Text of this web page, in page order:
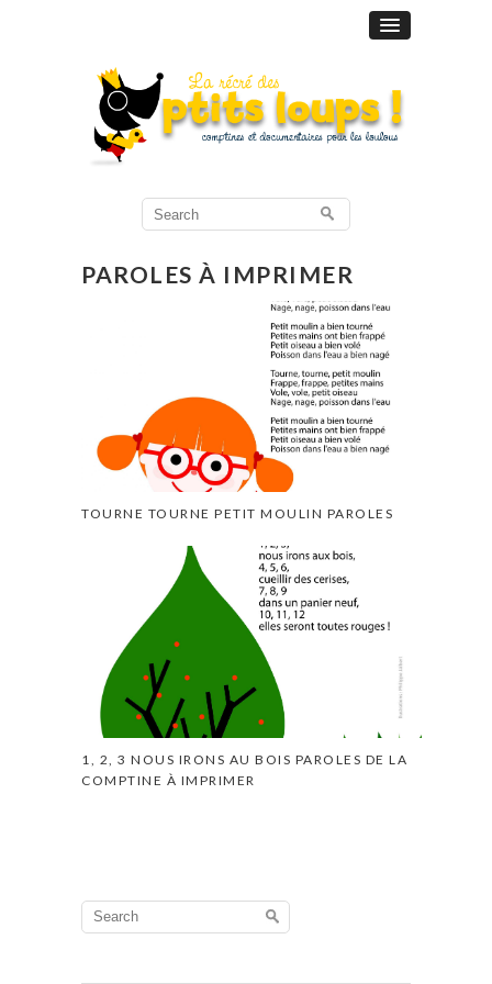
Search
for:
PAROLES À IMPRIMER
TOURNE TOURNE PETIT MOULIN PAROLES
1, 2, 3 NOUS IRONS AU BOIS PAROLES DE LA
COMPTINE À IMPRIMER
Search
for: